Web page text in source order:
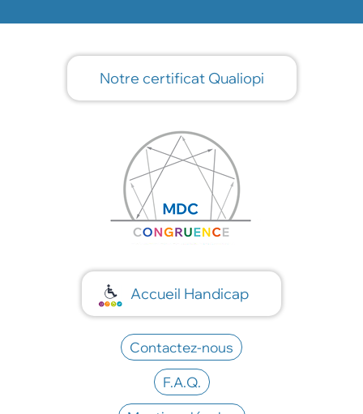
Notre certificat Qualiopi
Accueil Handicap
Contactez-nous
F.A.Q.